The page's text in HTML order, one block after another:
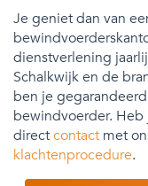
Je geniet dan van
dienstverlening
Schalkwijk en de
ben je
bewindvoerder.
directcontact met
klachtenprocedure.